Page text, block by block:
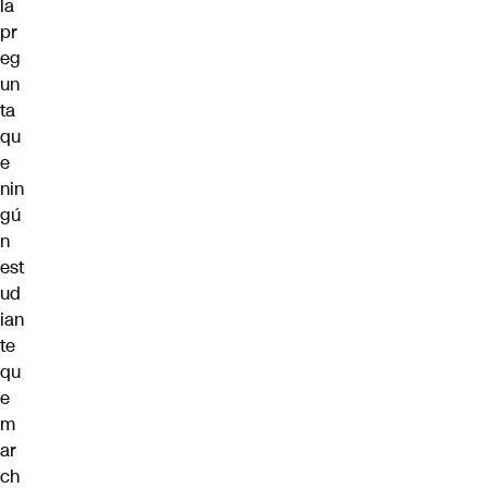
la
pr
eg
un
ta
qu
e
nin
gú
n
est
ud
ian
te
qu
e
m
ar
ch